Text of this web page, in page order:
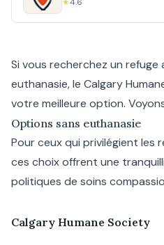
Si vous recherchez un
euthanasie, le Calgary
votre meilleure option.
Options sans euthanasie
Pour ceux qui privilégient les
ces choix offrent une
politiques de soins
Calgary Humane Society